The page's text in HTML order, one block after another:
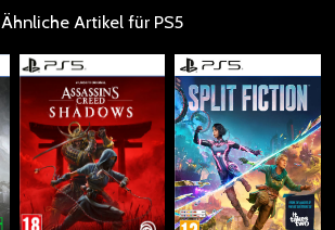
Ähnliche Artikel für PS5